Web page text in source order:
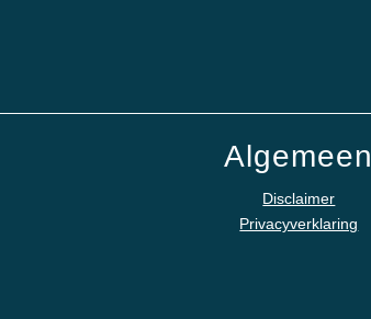
Algemeen
Disclaimer
Privacyverklaring